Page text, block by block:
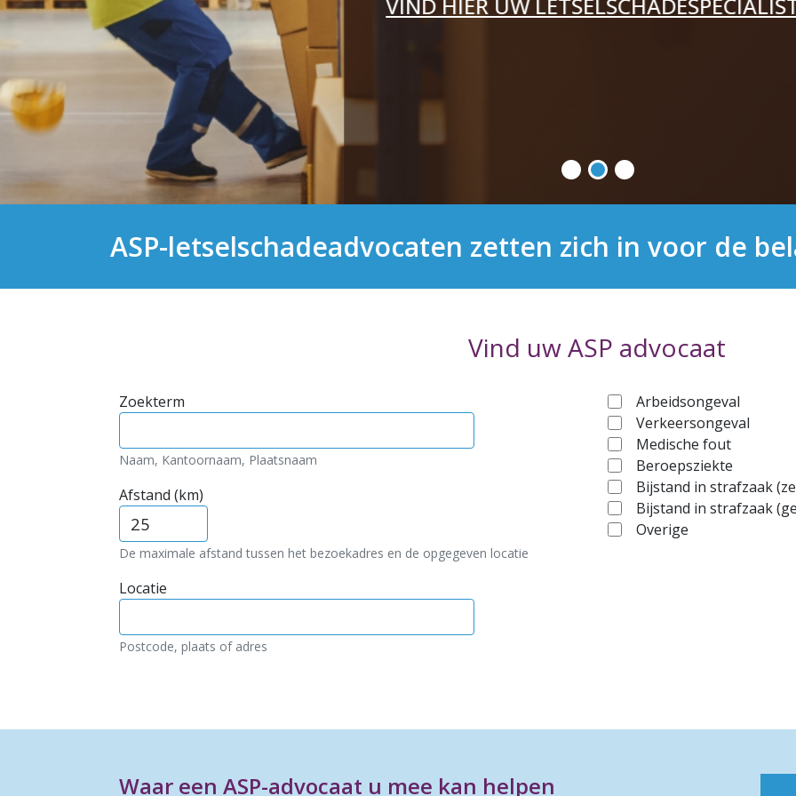
ASP-letselschadeadvocaten zetten zich in voor de
Vind uw ASP advocaat
Zoekterm
Naam, Kantoornaam, Plaatsnaam
Arbeidsongeval
Verkeersongeval
Medische fout
Beroepsziekte
Bijstand in strafzaak
Bijstand in strafzaak
Overige
Afstand (km)
De maximale afstand tussen het bezoekadres en de opgegeven locatie
Locatie
Postcode, plaats of adres
Waar een ASP-advocaat u mee kan helpen